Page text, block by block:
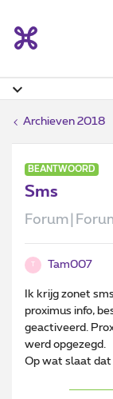
Archieven 2018
BEANTWOORD
Sms
Tam007
Ik krijg zonet sms
proximus info,
geactiveerd.
werd opgezegd.
Op wat slaat dat